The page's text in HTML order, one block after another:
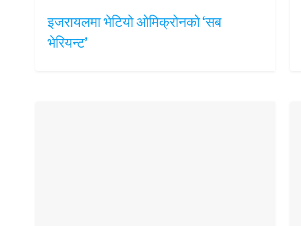
इजरायलमा भेटियो ओमिक्रोनको ‘सब
भेरियन्ट’